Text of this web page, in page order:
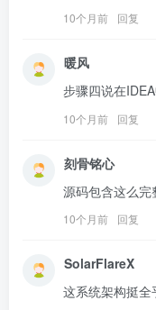
10个月前 回复
暖风
步骤四说在
10个月前 回复
刻骨铭心
源码包含这么
10个月前 回复
SolarFlareX
这系统架构挺全